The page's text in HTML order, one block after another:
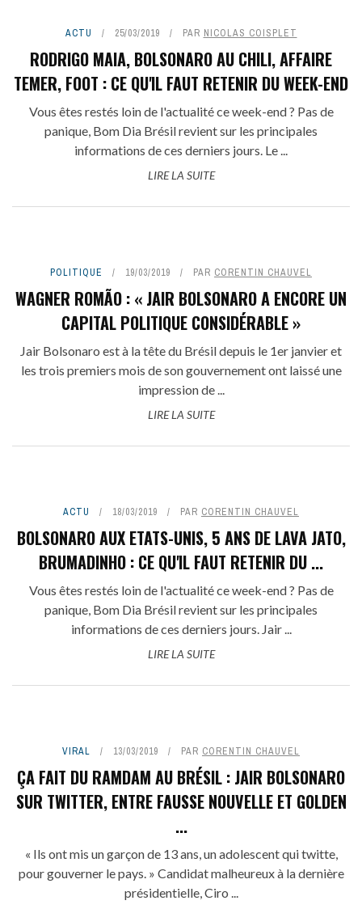
ACTU 25/03/2019 PAR NICOLAS COISPLET
RODRIGO MAIA, BOLSONARO AU CHILI, AFFAIRE
TEMER, FOOT : CE QU'IL FAUT RETENIR DU WEEK-END
Vous êtes restés loin de l'actualité ce week-end ? Pas de
panique, Bom Dia Brésil revient sur les principales
informations de ces derniers jours. Le ...
LIRE LA SUITE
POLITIQUE 19/03/2019 PAR CORENTIN CHAUVEL
WAGNER ROMÃO : « JAIR BOLSONARO A ENCORE UN
CAPITAL POLITIQUE CONSIDÉRABLE »
Jair Bolsonaro est à la tête du Brésil depuis le 1er janvier et
les trois premiers mois de son gouvernement ont laissé une
impression de ...
LIRE LA SUITE
ACTU 18/03/2019 PAR CORENTIN CHAUVEL
BOLSONARO AUX ETATS-UNIS, 5 ANS DE LAVA JATO,
BRUMADINHO : CE QU'IL FAUT RETENIR DU ...
Vous êtes restés loin de l'actualité ce week-end ? Pas de
panique, Bom Dia Brésil revient sur les principales
informations de ces derniers jours. Jair ...
LIRE LA SUITE
VIRAL 13/03/2019 PAR CORENTIN CHAUVEL
ÇA FAIT DU RAMDAM AU BRÉSIL : JAIR BOLSONARO
SUR TWITTER, ENTRE FAUSSE NOUVELLE ET GOLDEN
...
« Ils ont mis un garçon de 13 ans, un adolescent qui twitte,
pour gouverner le pays. » Candidat malheureux à la dernière
présidentielle, Ciro ...